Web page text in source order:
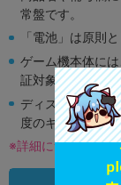
常盤です。
「電池」は原則
ゲーム機本体に
証対象外となりま
ディスク類の読
度のキズがある
※詳細につきまして